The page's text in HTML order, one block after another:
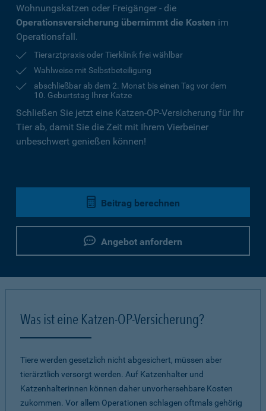
Wohnungskatzen oder Freigänger - die
Operationsversicherung übernimmt die Kosten im
Operationsfall.
Tierarztpraxis oder Tierklinik frei wählbar
Wahlweise mit Selbstbeteiligung
abschließbar ab dem 2. Monat bis einen Tag vor dem
10. Geburtstag Ihrer Katze
Schließen Sie jetzt eine Katzen-OP-Versicherung für Ihr
Tier ab, damit Sie die Zeit mit Ihrem Vierbeiner
unbeschwert genießen können!
Beitrag berechnen
Angebot anfordern
Was ist eine Katzen-OP-Versicherung?
Tiere werden gesetzlich nicht abgesichert, müssen aber
tierärztlich versorgt werden. Auf Katzenhalter und
Katzenhalterinnen können daher unvorhersehbare Kosten
zukommen. Vor allem Operationen schlagen oftmals gehörig